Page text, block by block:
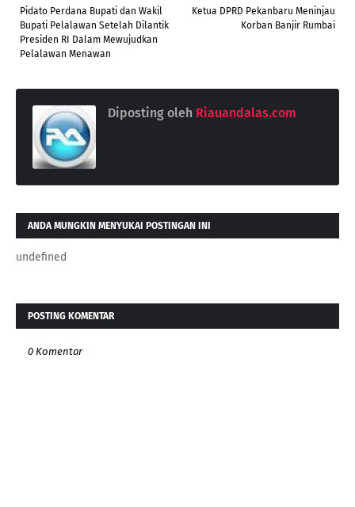
Ketua DPRD Pekanbaru Meninjau
Korban Banjir Rumbai
Pidato Perdana Bupati dan Wakil
Bupati Pelalawan Setelah Dilantik
Presiden RI Dalam Mewujudkan
Pelalawan Menawan
Diposting oleh Riauandalas.com
ANDA MUNGKIN MENYUKAI POSTINGAN INI
undefined
POSTING KOMENTAR
0 Komentar